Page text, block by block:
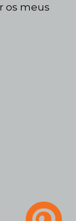
os meus